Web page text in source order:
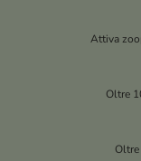
Attiva
Oltre